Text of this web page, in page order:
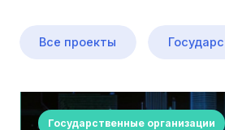
Все проекты
Государственные организации